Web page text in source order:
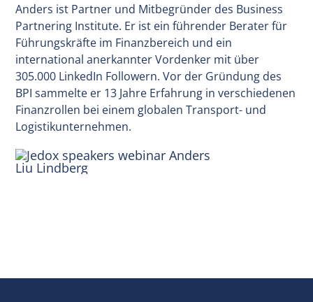
Anders ist Partner und Mitbegründer des Business
Partnering Institute. Er ist ein führender Berater für
Führungskräfte im Finanzbereich und ein
international anerkannter Vordenker mit über
305.000 LinkedIn Followern. Vor der Gründung des
BPI sammelte er 13 Jahre Erfahrung in verschiedenen
Finanzrollen bei einem globalen Transport- und
Logistikunternehmen.